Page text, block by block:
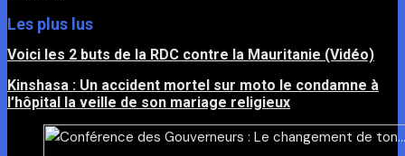
Les plus lus
Voici les 2 buts de la RDC contre la Mauritanie (Vidéo)
Kinshasa : Un accident mortel sur moto le condamne à
l’hôpital la veille de son mariage religieux